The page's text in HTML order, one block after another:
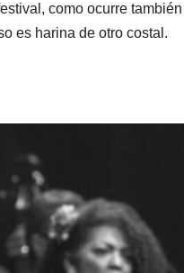
como ocurre
es harina de otro costal.